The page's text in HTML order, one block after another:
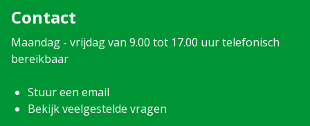
Contact
Maandag - vrijdag van 9.00 tot 17.00 uur telefonisch
bereikbaar
Stuur een email
Bekijk veelgestelde vragen